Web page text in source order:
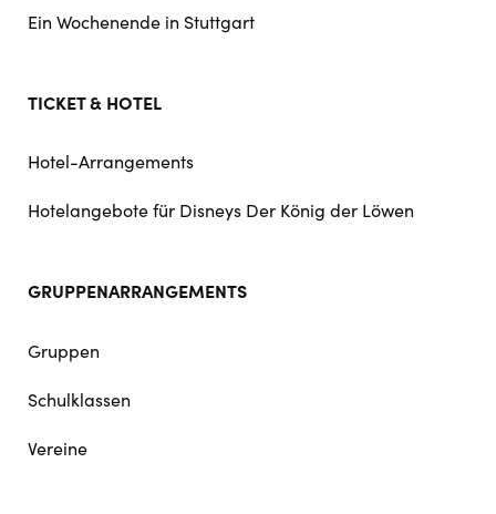
Ein Wochenende in Stuttgart
TICKET & HOTEL
Hotel-Arrangements
Hotelangebote für Disneys Der König der Löwen
GRUPPENARRANGEMENTS
Gruppen
Schulklassen
Vereine